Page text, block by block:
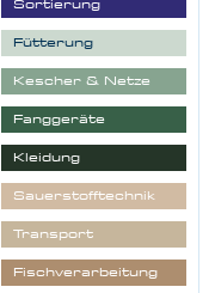
Sortierung
Fütterung
Kescher & Netze
Fanggeräte
Kleidung
Sauerstofftechnik
Transport
Fischverarbeitung